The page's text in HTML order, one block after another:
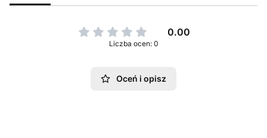
0.00
Liczba ocen: 0
Oceń i opisz